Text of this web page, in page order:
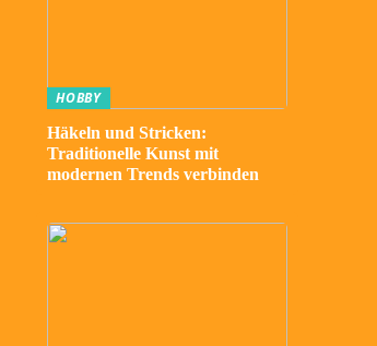
HOBBY
Häkeln und Stricken:
Traditionelle Kunst mit
modernen Trends verbinden